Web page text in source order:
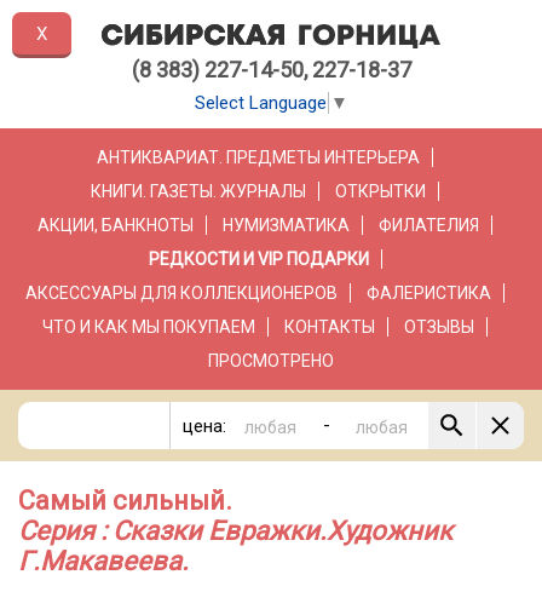
(8 383) 227-14-50, 227-18-37
Select Language ▼
АНТИКВАРИАТ. ПРЕДМЕТЫ ИНТЕРЬЕРА
КНИГИ. ГАЗЕТЫ. ЖУРНАЛЫ
ОТКРЫТКИ
АКЦИИ, БАНКНОТЫ
НУМИЗМАТИКА
ФИЛАТЕЛИЯ
РЕДКОСТИ И VIP ПОДАРКИ
АКСЕССУАРЫ ДЛЯ КОЛЛЕКЦИОНЕРОВ
ФАЛЕРИСТИКА
ЧТО И КАК МЫ ПОКУПАЕМ
КОНТАКТЫ
ОТЗЫВЫ
ПРОСМОТРЕНО
цена: -
Самый сильный.
Серия : Сказки Евражки.Художник
Г.Макавеева.
X